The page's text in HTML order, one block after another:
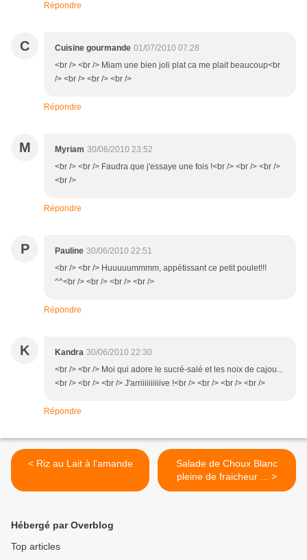
Répondre
C Cuisine gourmande 01/07/2010 07:28
<br /> <br /> Miam une bien joli plat ca me plait beaucoup<br
/> <br /> <br /> <br />
Répondre
M Myriam 30/06/2010 23:52
<br /> <br /> Faudra que j'essaye une fois !<br /> <br /> <br />
<br />
Répondre
P Pauline 30/06/2010 22:51
<br /> <br /> Huuuuummmm, appétissant ce petit poulet!!!
^^<br /> <br /> <br /> <br />
Répondre
K Kandra 30/06/2010 22:30
<br /> <br /> Moi qui adore le sucré-salé et les noix de cajou...
<br /> <br /> <br /> J'arriiiiiiiiiive !<br /> <br /> <br /> <br />
Répondre
< Riz au Lait à l'amande
Salade de Choux Blanc
pleine de fraicheur ... >
Hébergé par Overblog
Top articles